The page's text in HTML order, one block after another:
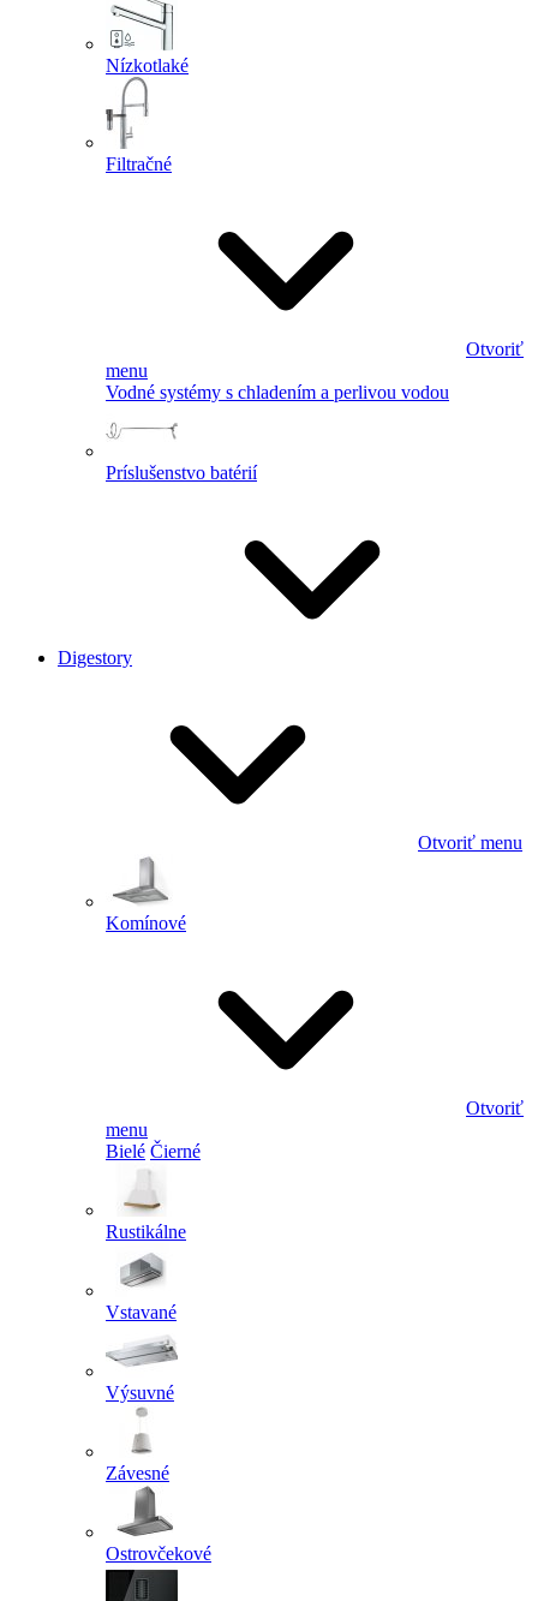
Nízkotlaké
Filtračné
Otvoriť
menu
Vodné systémy s chladením a perlivou vodou
Príslušenstvo batérií
Digestory
Otvoriť menu
Komínové
Otvoriť
menu
Bielé Čierné
Rustikálne
Vstavané
Výsuvné
Závesné
Ostrovčekové